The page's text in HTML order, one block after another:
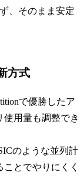
、そのまま安定
方式
で優勝したア
用量も調整でき
のような並列計
とでやりにくく